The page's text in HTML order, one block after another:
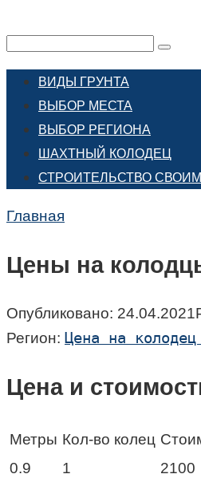
к
Поиск:
ВИДЫ ГРУНТА
ВЫБОР МЕСТА
ВЫБОР РЕГИОНА
ШАХТНЫЙ КОЛОДЕЦ
СТРОИТЕЛЬСТВО
Главная
Цены на
Опубликовано: 24.04.2021
Регион: Цена на колодец
Цена и
Метры Кол-во колец
0.9
1 2100